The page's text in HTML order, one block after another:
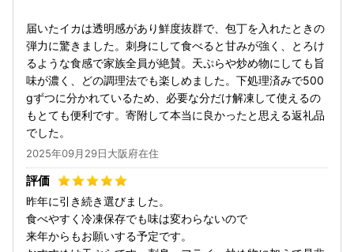
届いたイカは透明感があり鮮度抜群で、包丁を入れたときの
弾力に驚きました。刺身にして食べると甘みが強く、とろけ
るような食感で家族全員が絶賛。天ぷらや炒め物にしても旨
味が濃く、どの調理法でも楽しめました。下処理済みで500
gずつに分かれているため、必要な分だけ解凍して使えるの
もとても便利です。寄附して本当に良かったと思える返礼品
でした。
2025年09月29日大阪府在住
昨年に引き続き選びました。
食べやすく冷凍保存でも味は変わらないので
来年からもお願いする予定です。